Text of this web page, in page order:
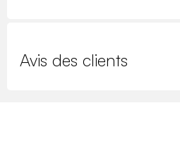
Avis des clients